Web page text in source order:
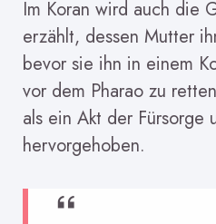
Im Koran wird auch die
erzählt, dessen Mutter
bevor sie ihn in einem
vor dem Pharao zu
als ein Akt der Fürsorge
hervorgehoben.